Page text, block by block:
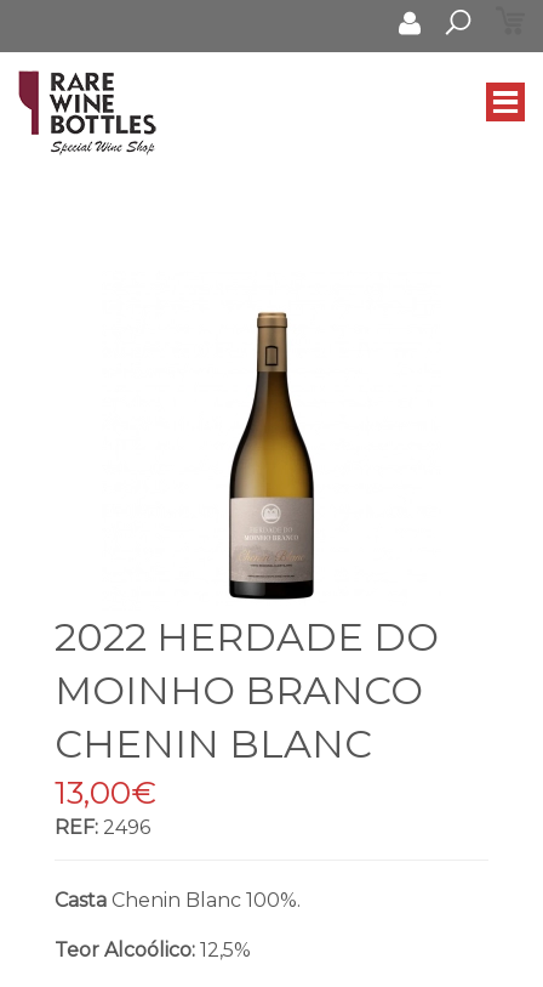
2022 HERDADE DO
MOINHO BRANCO
CHENIN BLANC
13,00€
REF: 2496
Casta Chenin Blanc 100%.
Teor Alcoólico: 12,5%